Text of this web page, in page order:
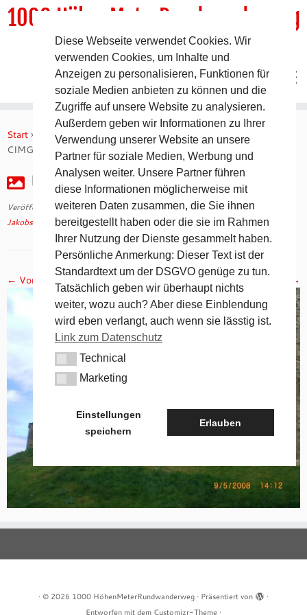
Inhalt
springen
1000 HöhenMeterRundwanderweg
DER Rundwanderweg um Pommelsbrunn
Start » Jakobsweg 2008 – 21. Tag auf dem Camino Francés
CIMG2957
CIMG2957
Veröffentlicht am30. April 2018mit den Abmessungen1024 × 768
Jakobsweg 2008 – 21. Tag auf dem Camino Francés.
← Vorheriges Nächstes →
· © 2026 1000 HöhenMeterRundwanderweg · Präsentiert von
·
Entworfen mit dem Customizr-Theme ·
Diese Webseite verwendet Cookies. Wir
verwenden Cookies, um Inhalte und
Anzeigen zu personalisieren, Funktionen für
soziale Medien anbieten zu können und die
Zugriffe auf unsere Website zu analysieren.
Außerdem geben wir Informationen zu Ihrer
Verwendung unserer Website an unsere
Partner für soziale Medien, Werbung und
Analysen weiter. Unsere Partner führen
diese Informationen möglicherweise mit
weiteren Daten zusammen, die Sie ihnen
bereitgestellt haben oder die sie im Rahmen
Ihrer Nutzung der Dienste gesammelt haben.
Persönliche Anmerkung: Dieser Text ist der
Standardtext um der DSGVO genüge zu tun.
Tatsächlich geben wir überhaupt nichts
weiter, wozu auch? Aber diese Einblendung
wird eben verlangt, auch wenn sie lässtig ist.
Link zum Datenschutz
TechnicalTechnical
MarketingMarketing
Einstellungen
speichern
Erlauben